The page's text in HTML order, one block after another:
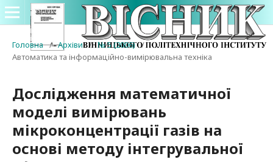
Головна / Архіви / № 5 (2006) /
Автоматика та інформаційно-вимірювальна техніка
Дослідження математичної
моделі вимірювань
мікроконцентрації газів на
основі методу інтегрувальної